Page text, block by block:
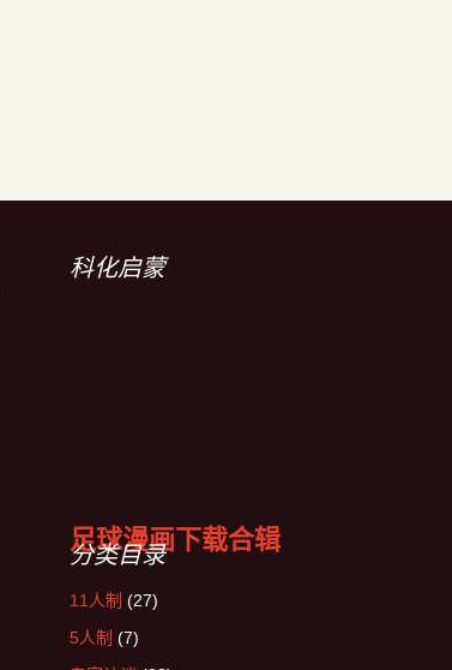
科化启蒙
足球漫画下载合辑
分类目录
11人制 (27)
5人制 (7)